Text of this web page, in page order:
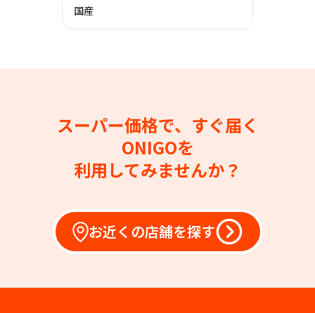
国産
スーパー価格で、すぐ届く
ONIGOを
利用してみませんか？
お近くの店舗を探す